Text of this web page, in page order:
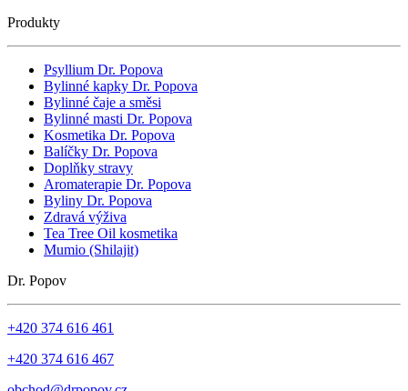
Produkty
Psyllium Dr. Popova
Bylinné kapky Dr. Popova
Bylinné čaje a směsi
Bylinné masti Dr. Popova
Kosmetika Dr. Popova
Balíčky Dr. Popova
Doplňky stravy
Aromaterapie Dr. Popova
Byliny Dr. Popova
Zdravá výživa
Tea Tree Oil kosmetika
Mumio (Shilajit)
Dr. Popov
+420 374 616 461
+420 374 616 467